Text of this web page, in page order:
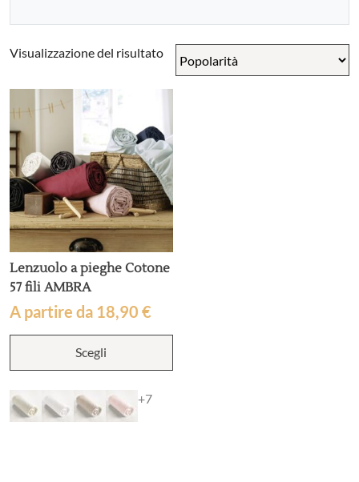
Visualizzazione del risultato
Lenzuolo a pieghe Cotone
57 fili AMBRA
A partire da 18,90 €
Scegli
Questo
ha
+7